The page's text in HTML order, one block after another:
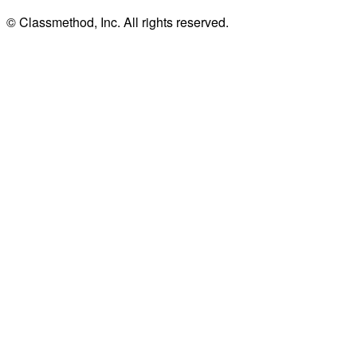
© Classmethod, Inc. All rights reserved.